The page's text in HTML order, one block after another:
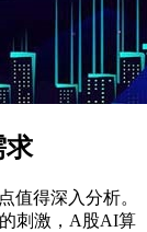
求
值得深入分析。
刺激，A股AI算